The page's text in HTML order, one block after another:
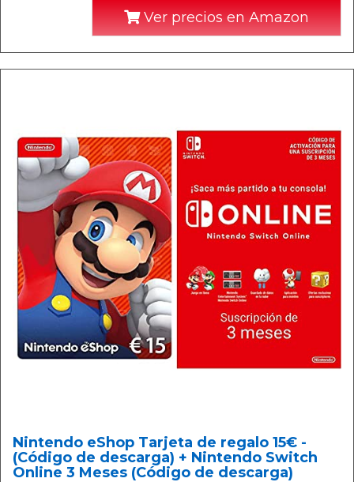
Ver precios en Amazon
Nintendo eShop Tarjeta de regalo 15€ -
(Código de descarga) + Nintendo Switch
Online 3 Meses (Código de descarga)